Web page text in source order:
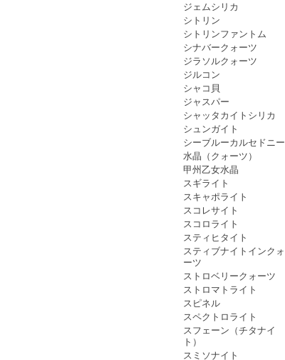
ジェムシリカ
シトリン
シトリンファントム
シナバークォーツ
ジラソルクォーツ
ジルコン
シャコ貝
ジャスパー
シャッタカイトシリカ
シュンガイト
シーブルーカルセドニー
水晶（クォーツ）
甲州乙女水晶
スギライト
スキャポライト
スコレサイト
スコロライト
スティヒタイト
スティブナイトインクォ
ーツ
ストロベリークォーツ
ストロマトライト
スピネル
スペクトロライト
スフェーン（チタナイ
ト）
スミソナイト